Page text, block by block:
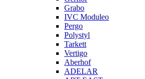
Grabo
IVC Moduleo
Pergo
Polystyl
Tarkett
Vertigo
Aberhof
ADELAR